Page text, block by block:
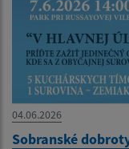
04.06.2026
Sobranské